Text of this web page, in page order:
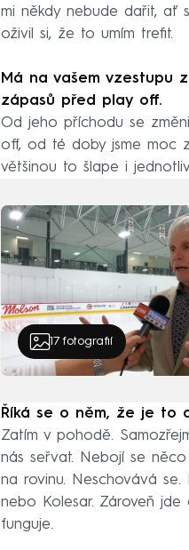
mi někdy nebude dařit, ať
oživil si, že to umím trefit.
Má na vašem vzestupu
zápasů před play off.
Od jeho příchodu se
off, od té doby jsme moc
většinou to šlape i
17 fotografií
Říká se o něm, že je to
Zatím v pohodě.
nás seřvat. Nebojí se
na rovinu. Neschovává se.
nebo Kolesar. Zároveň
funguje.